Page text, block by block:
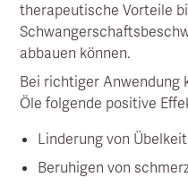
therapeutische Vorteile
abbauen können.
Bei richtiger Anwendung
Öle folgende positive
Linderung von
Beruhigen von